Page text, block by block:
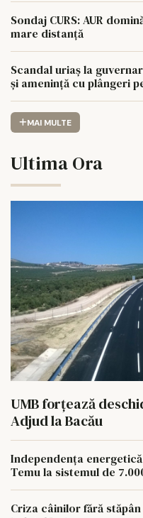
Sondaj CURS: AUR
mare distanță
Scandal uriaș la
și amenință cu plângeri
MAI MULTE
Ultima Ora
UMB forțează
Adjud la Bacău
Independența
Temu la sistemul de
Criza câinilor fără